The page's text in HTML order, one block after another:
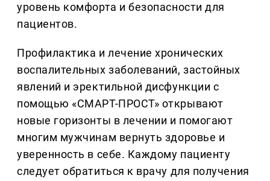
уровень комфорта и безопасности для
пациентов.
Профилактика и лечение хронических
воспалительных заболеваний, застойных
явлений и эректильной дисфункции с
помощью «СМАРТ-ПРОСТ» открывают
новые горизонты в лечении и помогают
многим мужчинам вернуть здоровье и
уверенность в себе. Каждому пациенту
следует обратиться к врачу для получения